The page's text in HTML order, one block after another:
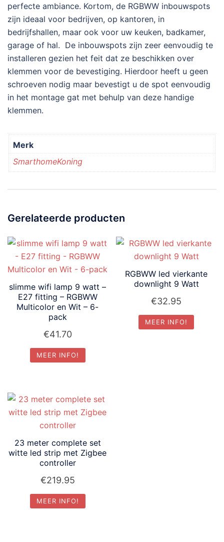
perfecte ambiance. Kortom, de RGBWW inbouwspots
zijn ideaal voor bedrijven, op kantoren, in
bedrijfshallen, maar ook voor uw keuken, badkamer,
garage of hal. De inbouwspots zijn zeer eenvoudig te
installeren gezien het feit dat ze beschikken over
klemmen voor de bevestiging. Hierdoor heeft u geen
schroeven nodig maar bevestigt u de spot eenvoudig
in het montage gat met behulp van deze handige
klemmen.
Merk
SmarthomeKoning
Gerelateerde producten
slimme wifi lamp 9 watt –
E27 fitting – RGBWW
Multicolor en Wit – 6-
pack
€41.70
MEER INFO!
RGBWW led vierkante
downlight 9 Watt
€32.95
MEER INFO!
23 meter complete set
witte led strip met Zigbee
controller
€219.95
MEER INFO!